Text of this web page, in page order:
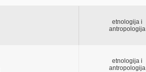
etnologija i
antropologija
etnologija i
antropologija